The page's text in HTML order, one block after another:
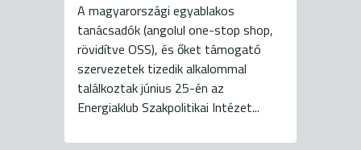
A magyarországi egyablakos
tanácsadók (angolul one-stop shop,
rövidítve OSS), és őket támogató
szervezetek tizedik alkalommal
találkoztak június 25-én az
Energiaklub Szakpolitikai Intézet...